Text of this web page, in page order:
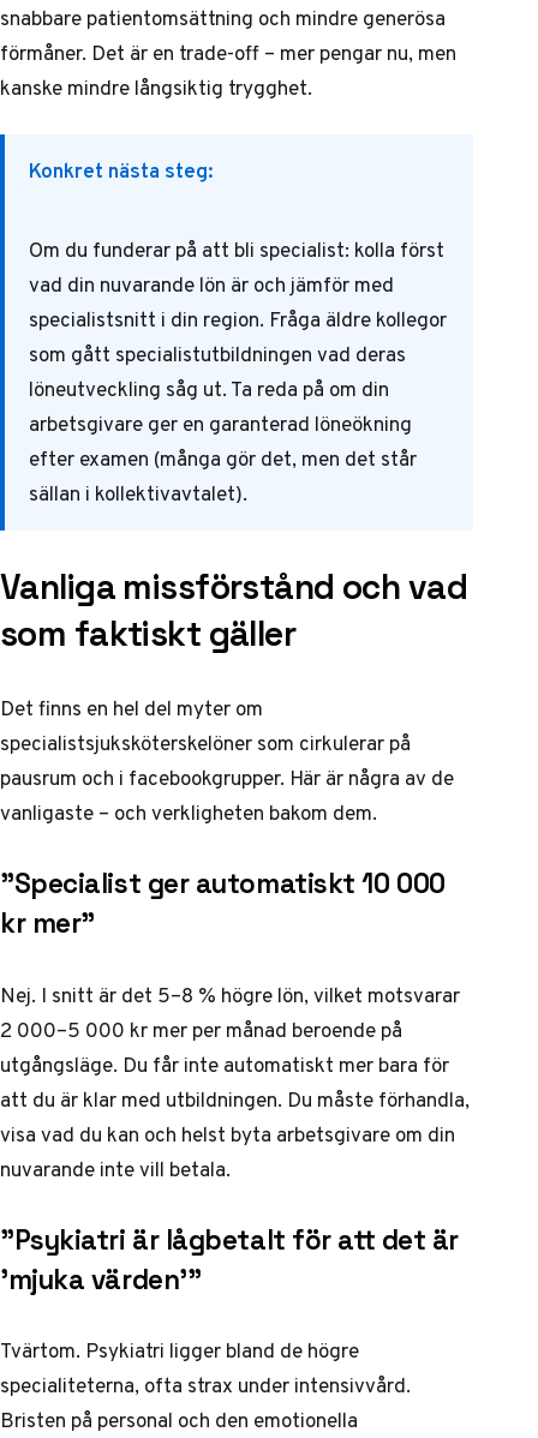
snabbare patientomsättning och mindre generösa
förmåner. Det är en trade-off – mer pengar nu, men
kanske mindre långsiktig trygghet.
Konkret nästa steg:
Om du funderar på att bli specialist: kolla först
vad din nuvarande lön är och jämför med
specialistsnitt i din region. Fråga äldre kollegor
som gått specialistutbildningen vad deras
löneutveckling såg ut. Ta reda på om din
arbetsgivare ger en garanterad löneökning
efter examen (många gör det, men det står
sällan i kollektivavtalet).
Vanliga missförstånd och vad
som faktiskt gäller
Det finns en hel del myter om
specialistsjuksköterskelöner som cirkulerar på
pausrum och i facebookgrupper. Här är några av de
vanligaste – och verkligheten bakom dem.
”Specialist ger automatiskt 10 000
kr mer”
Nej. I snitt är det 5–8 % högre lön, vilket motsvarar
2 000–5 000 kr mer per månad beroende på
utgångsläge. Du får inte automatiskt mer bara för
att du är klar med utbildningen. Du måste förhandla,
visa vad du kan och helst byta arbetsgivare om din
nuvarande inte vill betala.
”Psykiatri är lågbetalt för att det är
’mjuka värden'”
Tvärtom. Psykiatri ligger bland de högre
specialiteterna, ofta strax under intensivvård.
Bristen på personal och den emotionella